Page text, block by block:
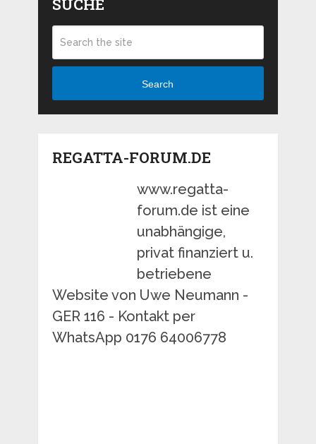
SUCHE
Search
REGATTA-FORUM.DE
www.regatta-
forum.de ist eine
unabhängige,
privat finanziert u.
betriebene
Website von Uwe Neumann -
GER 116 - Kontakt per
WhatsApp 0176 64006778